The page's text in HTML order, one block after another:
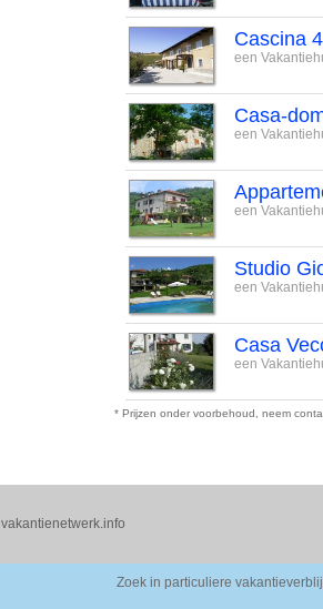
Cascina
een
Casa-
een
een
Studio
een
Casa
een
* Prijzen onder voorbehoud, neem
vakantienetwerk.info
Zoek in particuliere